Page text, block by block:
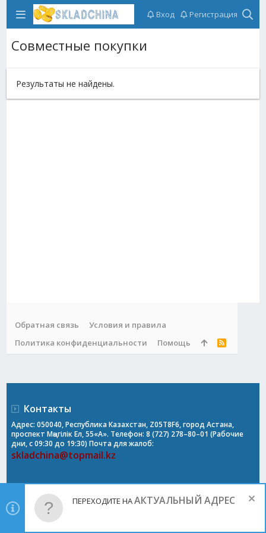
Вход Регистрация
Совместные покупки
Результаты не найдены.
Обратная связь
Условия и правила
Политика конфиденциальности
Помощь
R
Контакты
Адрес: 050040, Республика Казахстан, Z05T8F6, город Астана,
проспект Мәңгілік Ел, 55«А». Телефон: 8 (727) 278–80–01 (Рабочие
дни, с 09:30 до 19:30) Почта для жалоб:
skladchina@topmail.kz
ПЕРЕХОДИТЕ НААКТУАЛЬНЫЙ АДРЕС